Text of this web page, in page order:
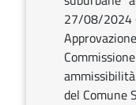
27/08/2024
del Comune